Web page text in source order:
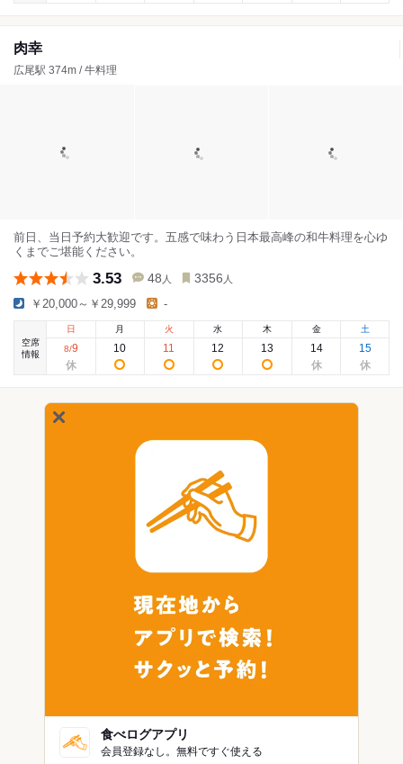
肉幸
広尾駅 374m / 牛料理
前日、当日予約大歓迎です。五感で味わう日本最高峰の和牛料理を心ゆ
くまでご堪能ください。
3.53 48 人 3356 人
￥20,000～￥29,999 -
空席
情報
日
8/9
月
10
火
11
水
12
木
13
金
14
土
15
食べログアプリ
会員登録なし。無料ですぐ使える